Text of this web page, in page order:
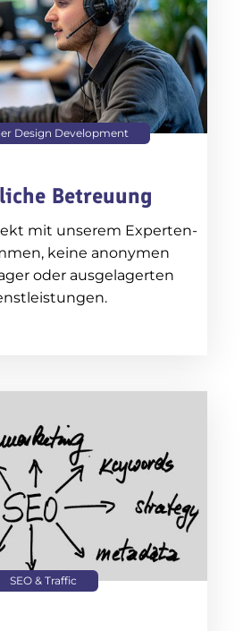
Design Development
Betreuung
mit unserem Experten-
keine anonymen
oder ausgelagerten
SEO & Traffic